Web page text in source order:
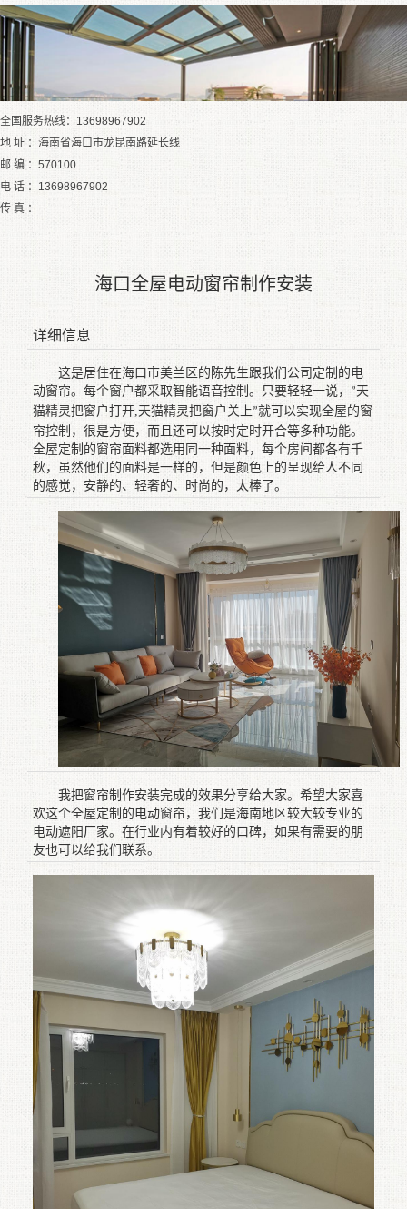
全国服务热线：13698967902
地 址 ：海南省海口市龙昆南路延长线
邮 编 ：570100
电 话 ：13698967902
传 真 ：
海口全屋电动窗帘制作安装
详细信息
这是居住在海口市美兰区的陈先生跟我们公司定制的电
动窗帘。每个窗户都采取智能语音控制。只要轻轻一说， ”天
猫精灵把窗户打开,天猫精灵把窗户关上”就可以实现全屋的窗
帘控制，很是方便，而且还可以按时定时开合等多种功能。
全屋定制的窗帘面料都选用同一种面料， 每个房间都各有千
秋，虽然他们的面料是一样的，但是颜色上的呈现给人不同
的感觉，安静的、 轻奢的、 时尚的，太棒了。
我把窗帘制作安装完成的效果分享给大家。希望大家喜
欢这个全屋定制的电动窗帘，我们是海南地区较大较专业的
电动遮阳厂家。在行业内有着较好的口碑，如果有需要的朋
友也可以给我们联系。